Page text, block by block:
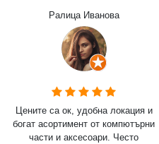
Ралица Иванова
Цените са ок, удобна локация и
богат асортимент от компютърни
части и аксесоари. Често